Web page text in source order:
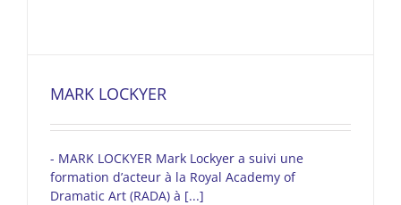
MARK LOCKYER
- MARK LOCKYER Mark Lockyer a suivi une
formation d’acteur à la Royal Academy of
Dramatic Art (RADA) à [...]